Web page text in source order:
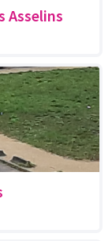
Asselins